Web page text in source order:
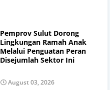
Pemprov Sulut Dorong
Lingkungan Ramah Anak
Melalui Penguatan Peran
Disejumlah Sektor Ini
August 03, 2026